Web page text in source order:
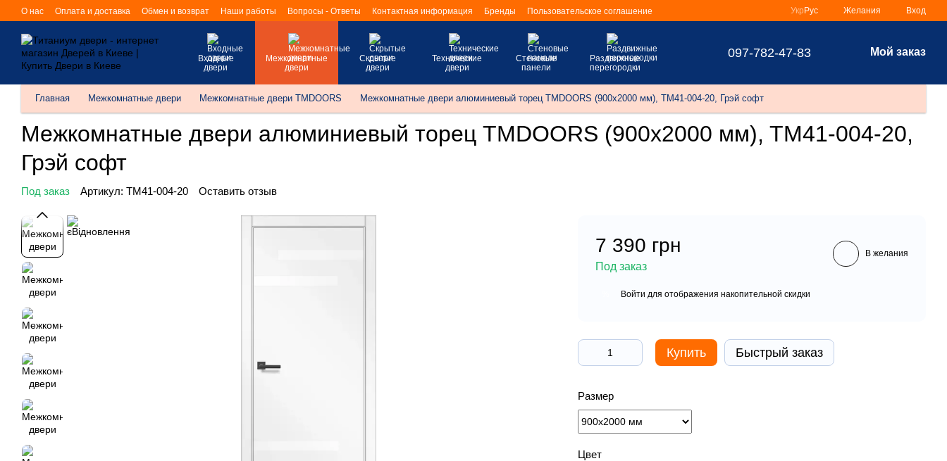
Перейти к основному контенту
О нас Оплата и доставка Обмен и возврат Наши работы Вопросы - Ответы Контактная информация Бренды Пользовательское соглашение Укр Рус Желания Вход
Входные
двери
Межкомнатные
двери
Скрытые
двери
Технические
двери
Стеновые
панели
Раздвижные
перегородки
097-782-47-83 Мой заказ
Главная Межкомнатные двери Межкомнатные двери TMDOORS Межкомнатные двери алюминиевый торец TMDOORS (900х2000 мм), TM41-004-20, Грэй софт
Межкомнатные двери алюминиевый торец TMDOORS (900х2000 мм), TM41-004-20,
Грэй софт
Под заказ Артикул: TM41-004-20 Оставить отзыв
7 390 грн
Под заказ
В желания
Войти для отображения накопительной скидки
Купить Быстрый заказ
Размер
Цвет